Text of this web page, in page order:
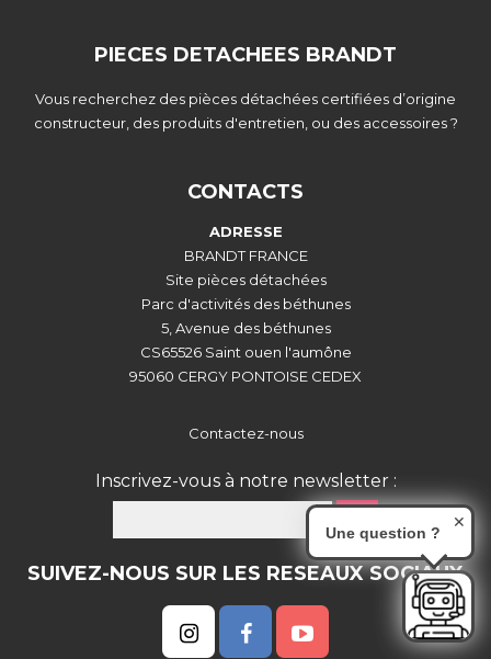
PIECES DETACHEES BRANDT
Vous recherchez des pièces détachées certifiées d’origine
constructeur, des produits d'entretien, ou des accessoires ?
CONTACTS
ADRESSE
BRANDT FRANCE
Site pièces détachées
Parc d'activités des béthunes
5, Avenue des béthunes
CS65526 Saint ouen l'aumône
95060 CERGY PONTOISE CEDEX
Contactez-nous
Inscrivez-vous à notre newsletter :
SUIVEZ-NOUS SUR LES RESEAUX SOCIAUX
Une question ?
✕